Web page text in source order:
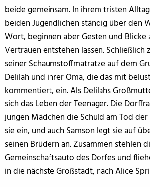
beide gemeinsam. In ihrem tristen
beiden Jugendlichen ständig über den
Wort, beginnen aber Gesten und Blicke
Vertrauen entstehen lassen. Schließlich
seiner Schaumstoffmatratze auf dem
Delilah und ihrer Oma, die das mit
kommentiert, ein. Als Delilahs
sich das Leben der Teenager. Die
jungen Mädchen die Schuld am Tod
sie ein, und auch Samson legt sie auf
seinen Brüdern an. Zusammen stehlen
Gemeinschaftsauto des Dorfes und
in die nächste Großstadt, nach Alice